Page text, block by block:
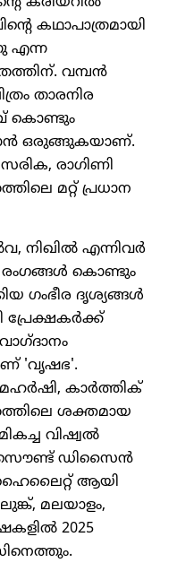
കഥാപാത്രമായി
എന്ന
വമ്പന്‍
താരനിര
കൊണ്ടും
ഒരുങ്ങുകയാണ്.
രാഗിണി
മറ്റ് പ്രധാന
നിഖില്‍ എന്നിവര്‍
കൊണ്ടും
ഗംഭീര ദൃശ്യങ്ങള്‍
പ്രേക്ഷകര്‍ക്ക്
'വൃഷഭ'.
കാര്‍ത്തിക്
ശക്തമായ
വിഷ്വല്‍
സൌണ്ട് ഡിസൈന്‍
ഹൈലൈറ്റ് ആയി
മലയാളം,
2025